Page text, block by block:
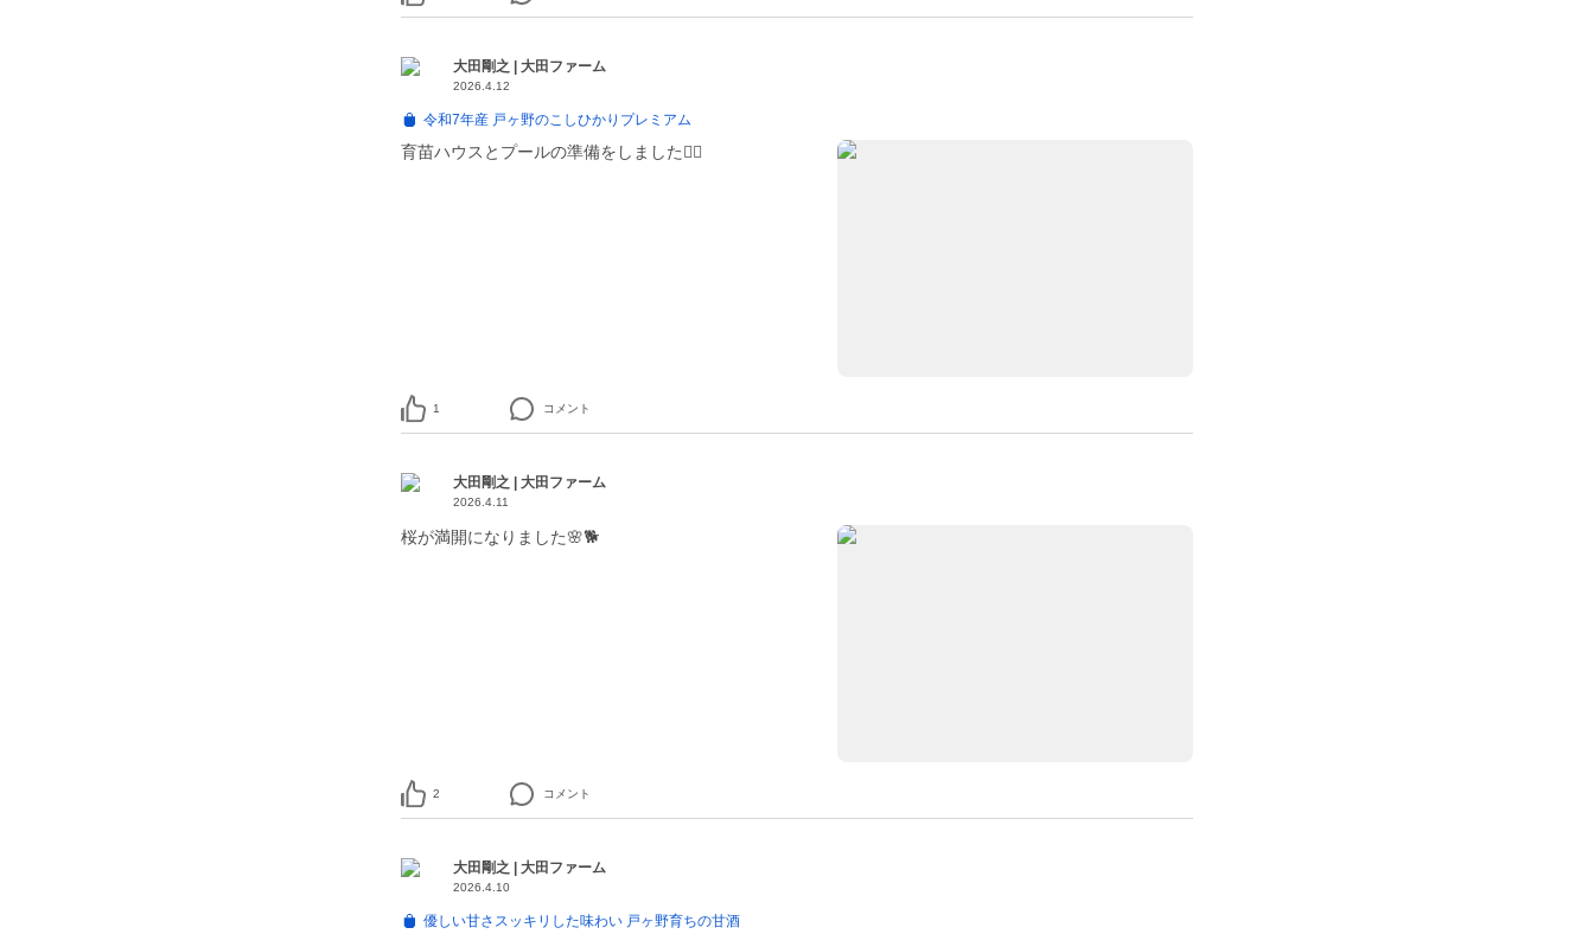
大田剛之 | 大田ファーム
2026.4.12
令和7年産 戸ヶ野のこしひかりプレミアム
育苗ハウスとプールの準備をしました👷‍♂️
1 コメント
大田剛之 | 大田ファーム
2026.4.11
桜が満開になりました🌸🐕
2 コメント
大田剛之 | 大田ファーム
2026.4.10
優しい甘さスッキリした味わい 戸ヶ野育ちの甘酒